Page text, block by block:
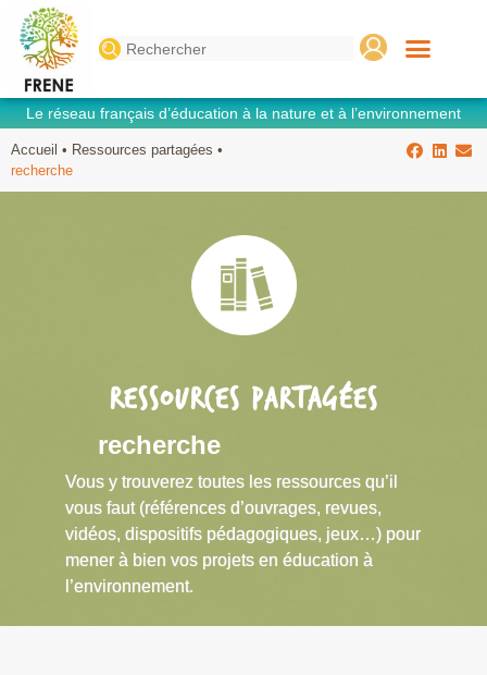
Search
for:
Le réseau français d’éducation à la nature et à l’environnement
Accueil • Ressources partagées •
recherche
RESSOURCES PARTAGÉES
recherche
Vous y trouverez toutes les ressources qu’il
vous faut (références d’ouvrages, revues,
vidéos, dispositifs pédagogiques, jeux…) pour
mener à bien vos projets en éducation à
l’environnement.